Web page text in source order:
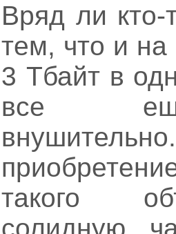
Вряд ли кто-
тем, что и
3 Тбайт в
все
такого